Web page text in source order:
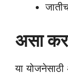
असा
या